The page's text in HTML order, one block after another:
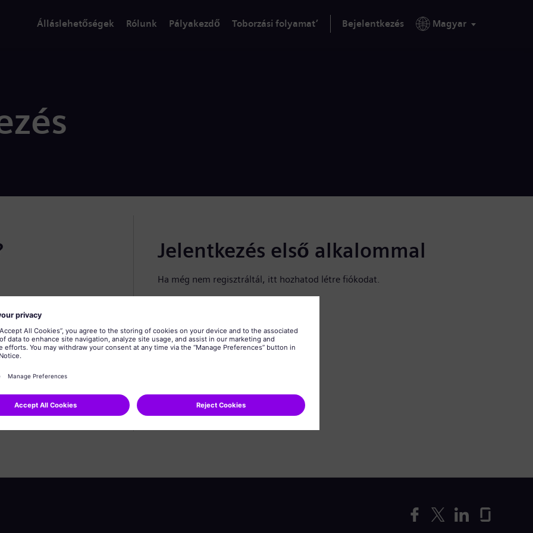
Álláslehetőségek Rólunk Pályakezdő Toborzási folyamat’ Bejelentkezés Magyar
Jelentkezés első alkalommal
Ha még nem regisztráltál, itt hozhatod létre fiókodat.